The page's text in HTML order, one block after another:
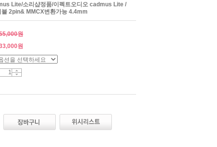
Lite/소리샵정품/이펙트오디오 cadmus Lite /
블 2pin& MMCX변환가능 4.4mm
원
원